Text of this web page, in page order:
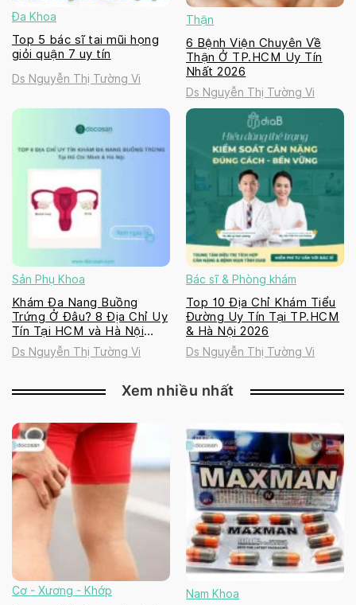
Đa Khoa
Top 5 bác sĩ tai mũi họng
giỏi quận 7 uy tín
Ds Nguyễn Thị Tường Vi
Thận
6 Bệnh Viện Chuyên Về
Thận Ở TP.HCM Uy Tín
Nhất 2026
Ds Nguyễn Thị Tường Vi
Sản Phụ Khoa
Khám Đa Nang Buồng
Trứng Ở Đâu? 8 Địa Chỉ Uy
Tín Tại HCM và Hà Nội
2026
Ds Nguyễn Thị Tường Vi
Bác sĩ & Phòng khám
Top 10 Địa Chỉ Khám Tiểu
Đường Uy Tín Tại TP.HCM
& Hà Nội 2026
Ds Nguyễn Thị Tường Vi
Xem nhiều nhất
Cơ - Xương - Khớp Nam Khoa